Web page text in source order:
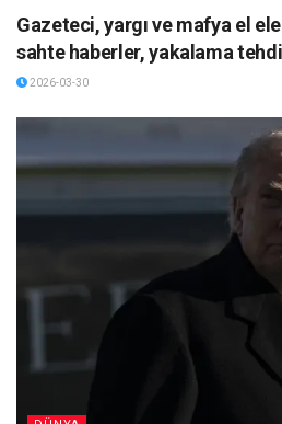
Gazeteci, yargı ve mafya el
sahte haberler, yakalama
2026-03-30